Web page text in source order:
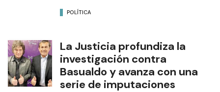
POLÍTICA
La Justicia profundiza la
investigación contra
Basualdo y avanza con una
serie de imputaciones